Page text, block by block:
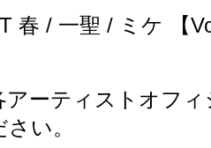
春 / 一聖 / ミケ 【
ーティストオフ
い。